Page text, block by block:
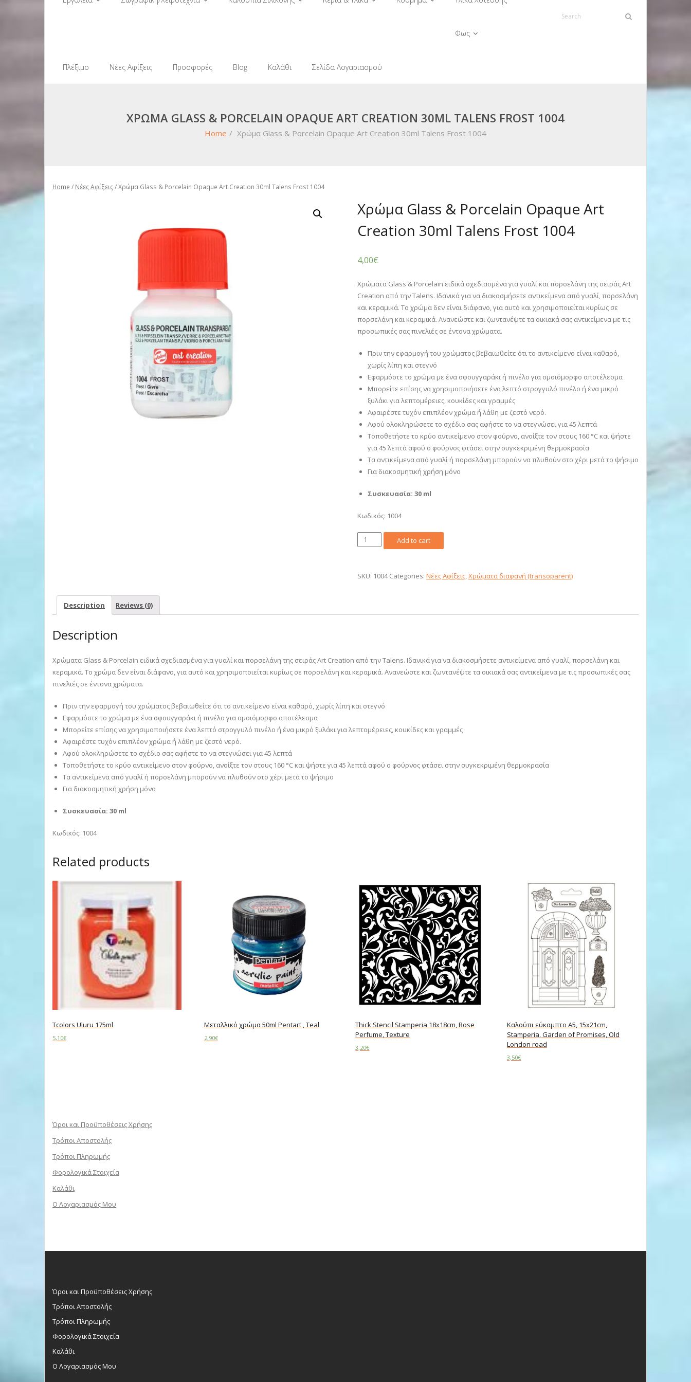
Φως
Πλέξιμο Νέες Αφίξεις Προσφορές Blog Καλάθι Σελίδα Λογαριασμού
ΧΡΏΜΑ GLASS & PORCELAIN OPAQUE ART CREATION 30ML TALENS FROST 1004
Home / Χρώμα Glass & Porcelain Opaque Art Creation 30ml Talens Frost 1004
Home / Νέες Αφίξεις/ Χρώμα Glass & Porcelain Opaque Art Creation 30ml Talens Frost 1004
Χρώμα Glass & Porcelain Opaque Art
Creation 30ml Talens Frost 1004
4,00€
Χρώματα Glass & Porcelain ειδικά σχεδιασμένα για γυαλί και πορσελάνη της σειράς Art
Creation από την Talens. Ιδανικά για να διακοσμήσετε αντικείμενα από γυαλί, πορσελάνη
και κεραμικά. Το χρώμα δεν είναι διάφανο, για αυτό και χρησιμοποιείται κυρίως σε
πορσελάνη και κεραμικά. Ανανεώστε και ζωντανέψτε τα οικιακά σας αντικείμενα με τις
προσωπικές σας πινελιές σε έντονα χρώματα.
Πριν την εφαρμογή του χρώματος βεβαιωθείτε ότι το αντικείμενο είναι καθαρό,
χωρίς λίπη και στεγνό
Εφαρμόστε το χρώμα με ένα σφουγγαράκι ή πινέλο για ομοιόμορφο αποτέλεσμα
Μπορείτε επίσης να χρησιμοποιήσετε ένα λεπτό στρογγυλό πινέλο ή ένα μικρό
ξυλάκι για λεπτομέρειες, κουκίδες και γραμμές
Αφαιρέστε τυχόν επιπλέον χρώμα ή λάθη με ζεστό νερό.
Αφού ολοκληρώσετε το σχέδιο σας αφήστε το να στεγνώσει για 45 λεπτά
Τοποθετήστε το κρύο αντικείμενο στον φούρνο, ανοίξτε τον στους 160 °C και ψήστε
για 45 λεπτά αφού ο φούρνος φτάσει στην συγκεκριμένη θερμοκρασία
Τα αντικείμενα από γυαλί ή πορσελάνη μπορούν να πλυθούν στο χέρι μετά το ψήσιμο
Για διακοσμητική χρήση μόνο
Συσκευασία: 30 ml
Κωδικός: 1004
Χρώμα
Glass
Porcelain
1004
quantity
Add to cart
SKU: 1004 Categories: Νέες Αφίξεις,Χρώματα διαφανή (transoparent)
Description Reviews (0)
Description
Χρώματα Glass & Porcelain ειδικά σχεδιασμένα για γυαλί και πορσελάνη της σειράς Art Creation από την Talens. Ιδανικά για να διακοσμήσετε αντικείμενα από γυαλί, πορσελάνη και
κεραμικά. Το χρώμα δεν είναι διάφανο, για αυτό και χρησιμοποιείται κυρίως σε πορσελάνη και κεραμικά. Ανανεώστε και ζωντανέψτε τα οικιακά σας αντικείμενα με τις προσωπικές σας
πινελιές σε έντονα χρώματα.
Πριν την εφαρμογή του χρώματος βεβαιωθείτε ότι το αντικείμενο είναι καθαρό, χωρίς λίπη και στεγνό
Εφαρμόστε το χρώμα με ένα σφουγγαράκι ή πινέλο για ομοιόμορφο αποτέλεσμα
Μπορείτε επίσης να χρησιμοποιήσετε ένα λεπτό στρογγυλό πινέλο ή ένα μικρό ξυλάκι για λεπτομέρειες, κουκίδες και γραμμές
Αφαιρέστε τυχόν επιπλέον χρώμα ή λάθη με ζεστό νερό.
Αφού ολοκληρώσετε το σχέδιο σας αφήστε το να στεγνώσει για 45 λεπτά
Τοποθετήστε το κρύο αντικείμενο στον φούρνο, ανοίξτε τον στους 160 °C και ψήστε για 45 λεπτά αφού ο φούρνος φτάσει στην συγκεκριμένη θερμοκρασία
Τα αντικείμενα από γυαλί ή πορσελάνη μπορούν να πλυθούν στο χέρι μετά το ψήσιμο
Για διακοσμητική χρήση μόνο
Συσκευασία: 30 ml
Κωδικός: 1004
Related products
Tcolors Uluru 175ml
5,10€
Μεταλλικό χρώμα 50ml Pentart , Teal
2,90€
Thick Stencil Stamperia 18x18cm, Rose
Perfume, Texture
3,20€
Καλούπι εύκαμπτο A5, 15x21cm,
Stamperia, Garden of Promises, Old
London road
3,50€
Όροι και Προϋποθέσεις Χρήσης
Τρόποι Αποστολής
Τρόποι Πληρωμής
Φορολογικά Στοιχεία
Καλάθι
Ο Λογαριασμός Μου
Όροι και Προϋποθέσεις Χρήσης
Τρόποι Αποστολής
Τρόποι Πληρωμής
Φορολογικά Στοιχεία
Καλάθι
Ο Λογαριασμός Μου